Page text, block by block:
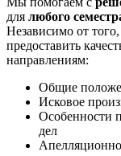
для любого
Независимо от
предоставить
направлениям:
Общие
Исковое
Особенности
дел